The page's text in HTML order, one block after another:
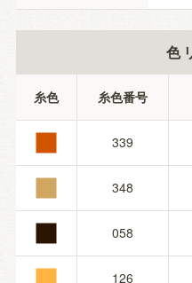
色
糸色 糸色番号
■ 339
■ 348
■ 058
126